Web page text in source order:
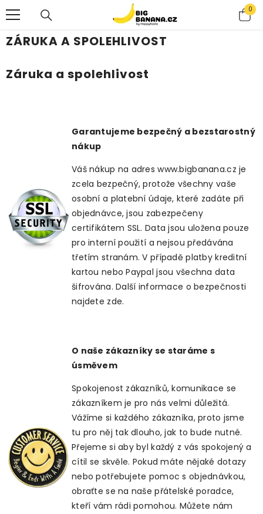
0
0
ZÁRUKA A SPOLEHLIVOST
Záruka a spolehlivost
Garantujeme bezpečný a bezstarostný
nákup
Váš nákup na adreswww.bigbanana.cz je
zcela bezpečný, protože všechny vaše
osobní a platební údaje, které zadáte při
objednávce, jsou zabezpečeny
certifikátem SSL. Data jsou uložena pouze
pro interní použití a nejsou předávána
třetím stranám. V případě platby kreditní
kartou nebo Paypal jsou všechna data
šifrována. Další informace o bezpečnosti
najdete zde.
O naše zákazníky se staráme s
úsměvem
Spokojenost zákazníků, komunikace se
zákazníkem je pro nás velmi důležitá.
Vážíme si každého zákazníka, proto jsme
tu pro něj tak dlouho, jak to bude nutné.
Přejeme si aby byl každý z vás spokojený a
cítil se skvěle. Pokud máte nějaké dotazy
nebo potřebujete pomoc s objednávkou,
obraťte se na naše přátelské poradce,
kteří vám rádi pomohou. Můžete nám